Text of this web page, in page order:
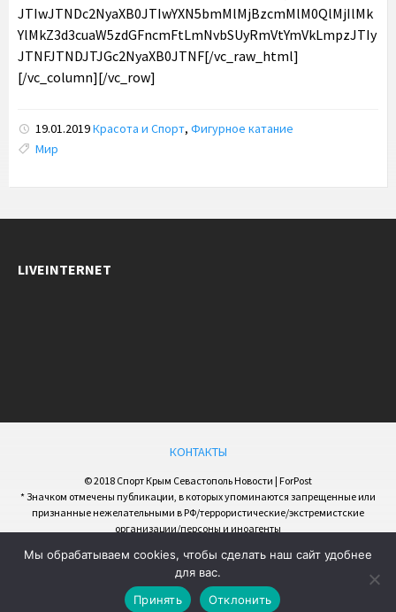
19.01.2019Красота и Спорт, Фигурное катание
Tags:
Мир
LIVEINTERNET
КОНТАКТЫ
© 2018 Спорт Крым Севастополь Новости | ForPost
* Значком отмечены публикации, в которых упоминаются запрещенные или
признанные нежелательными в РФ/террористические/экстремистские
организации/персоны и иноагенты
Мы обрабатываем cookies, чтобы сделать наш сайт удобнее
для вас.
Принять
Отклонить